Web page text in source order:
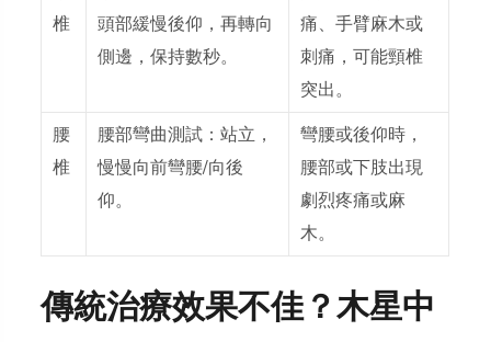
椎
頭部緩慢後仰，再轉向
側邊，保持數秒。
痛、手臂麻木或
刺痛，可能頸椎
突出。
腰
椎
腰部彎曲測試 ：站立，
慢慢向前彎腰/向後
仰。
彎腰或後仰時，
腰部或下肢出現
劇烈疼痛或麻
木。
傳統治療效果不佳？木星中